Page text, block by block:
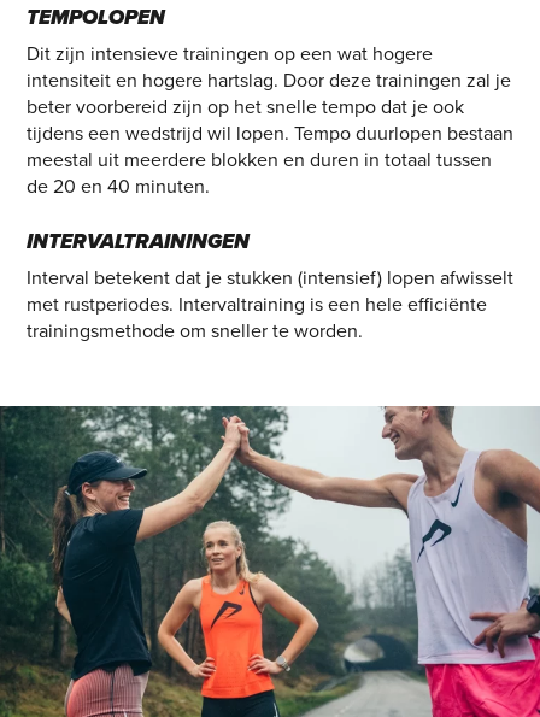
TEMPOLOPEN
Dit zijn intensieve trainingen op een wat hogere
intensiteit en hogere hartslag. Door deze trainingen zal je
beter voorbereid zijn op het snelle tempo dat je ook
tijdens een wedstrijd wil lopen. Tempo duurlopen bestaan
meestal uit meerdere blokken en duren in totaal tussen
de 20 en 40 minuten.
INTERVALTRAININGEN
Interval betekent dat je stukken (intensief) lopen afwisselt
met rustperiodes. Intervaltraining is een hele efficiënte
trainingsmethode om sneller te worden.